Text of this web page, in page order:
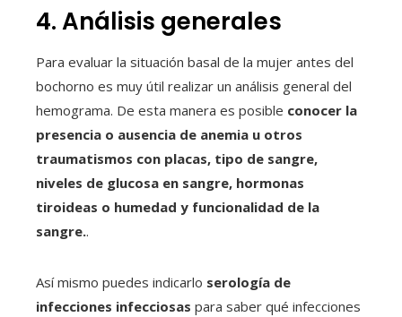
4. Análisis generales
Para evaluar la situación basal de la mujer antes del
bochorno es muy útil realizar un análisis general del
hemograma. De esta manera es posible conocer la
presencia o ausencia de anemia u otros
traumatismos con placas, tipo de sangre,
niveles de glucosa en sangre, hormonas
tiroideas o humedad y funcionalidad de la
sangre..
Así mismo puedes indicarlo serología de
infecciones infecciosas para saber qué infecciones